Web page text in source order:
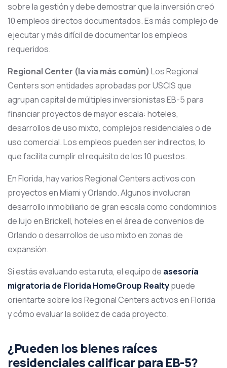
sobre la gestión y debe demostrar que la inversión creó
10 empleos directos documentados. Es más complejo de
ejecutar y más difícil de documentar los empleos
requeridos.
Regional Center (la vía más común) Los Regional
Centers son entidades aprobadas por USCIS que
agrupan capital de múltiples inversionistas EB-5 para
financiar proyectos de mayor escala: hoteles,
desarrollos de uso mixto, complejos residenciales o de
uso comercial. Los empleos pueden ser indirectos, lo
que facilita cumplir el requisito de los 10 puestos.
En Florida, hay varios Regional Centers activos con
proyectos en Miami y Orlando. Algunos involucran
desarrollo inmobiliario de gran escala como condominios
de lujo en Brickell, hoteles en el área de convenios de
Orlando o desarrollos de uso mixto en zonas de
expansión.
Si estás evaluando esta ruta, el equipo de asesoría
migratoria de Florida HomeGroup Realtypuede
orientarte sobre los Regional Centers activos en Florida
y cómo evaluar la solidez de cada proyecto.
¿Pueden los bienes raíces
residenciales calificar para EB-5?